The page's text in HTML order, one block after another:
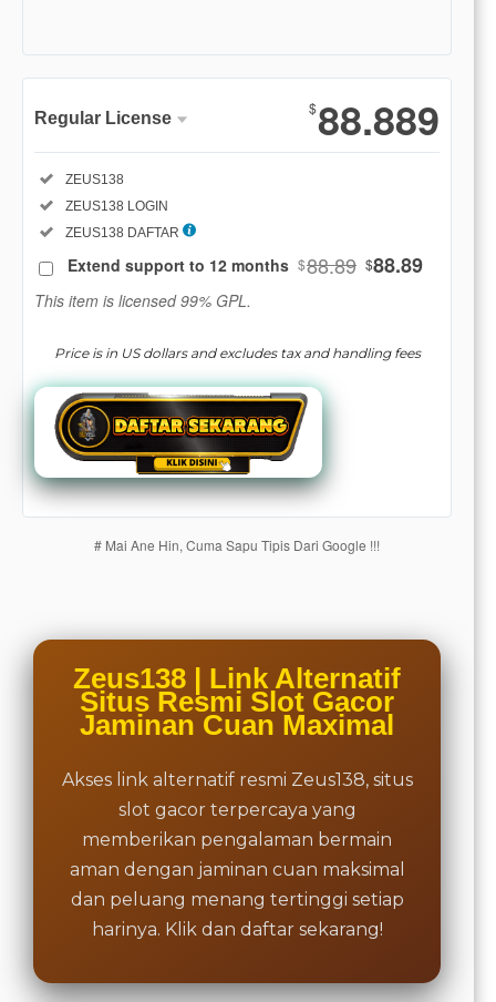
Show More
Regular License
Regular
License
SELECTED
$ 88
Use, by
you or
a single
end
product
which
end
users
are not
charged
for. The
the item
price
and a
buyer
View
$88.889
Included:
ZEUS138
Included:
ZEUS138 LOGIN
Included:
ZEUS138 DAFTAR
Extend support to 12 months $88.89 $88.89
This item is licensed 99% GPL.
Price is in US dollars and excludes tax and handling fees
# Mai Ane Hin, Cuma Sapu Tipis Dari Google !!!
Zeus138 | Link Alternatif
Situs Resmi Slot Gacor
Jaminan Cuan Maximal
Akses link alternatif resmi Zeus138, situs
slot gacor terpercaya yang
memberikan pengalaman bermain
aman dengan jaminan cuan maksimal
dan peluang menang tertinggi setiap
harinya. Klik dan daftar sekarang!